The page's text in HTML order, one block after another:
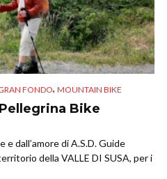
FONDO, MOUNTAIN BIKE
Bike
dall’amore di A.S.D. Guide
della VALLE DI SUSA, per i